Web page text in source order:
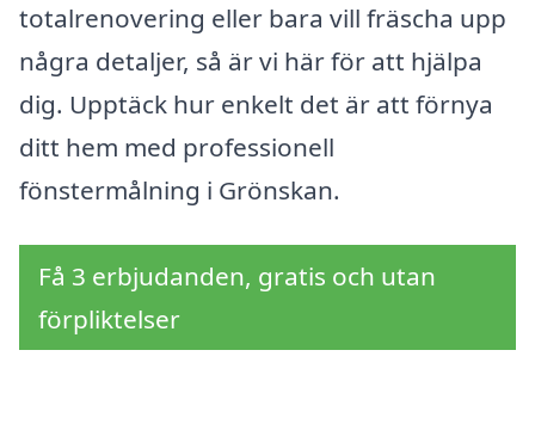
totalrenovering eller bara vill fräscha upp
några detaljer, så är vi här för att hjälpa
dig. Upptäck hur enkelt det är att förnya
ditt hem med professionell
fönstermålning i Grönskan.
Få 3 erbjudanden, gratis och utan
förpliktelser